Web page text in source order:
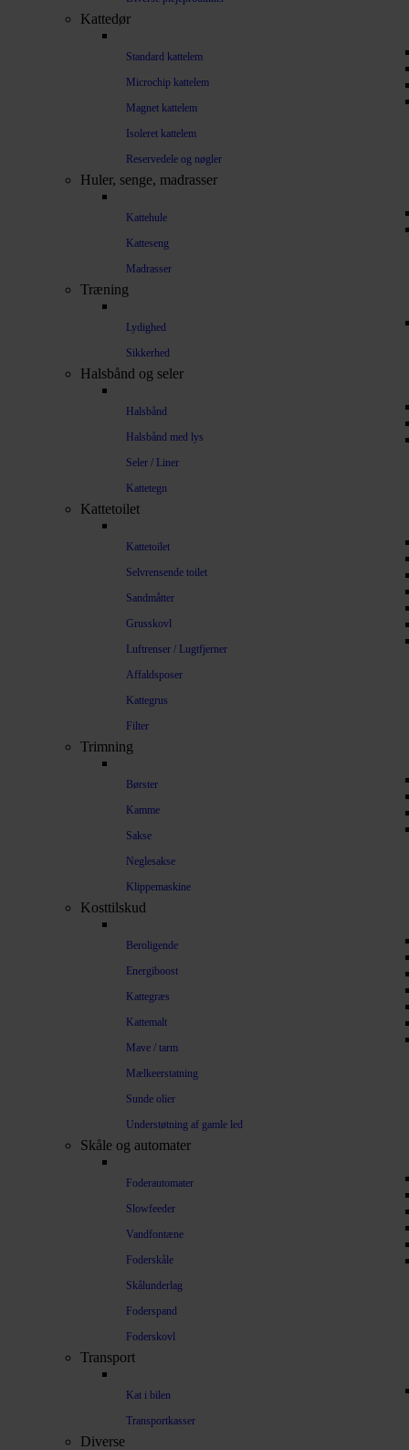
Kattedør
Standard kattelem
Microchip kattelem
Magnet kattelem
Isoleret kattelem
Reservedele og nøgler
Huler, senge, madrasser
Kattehule
Katteseng
Madrasser
Træning
Lydighed
Sikkerhed
Halsbånd og seler
Halsbånd
Halsbånd med lys
Seler / Liner
Kattetegn
Kattetoilet
Kattetoilet
Selvrensende toilet
Sandmåtter
Grusskovl
Luftrenser / Lugtfjerner
Affaldsposer
Kattegrus
Filter
Trimning
Børster
Kamme
Sakse
Neglesakse
Klippemaskine
Kosttilskud
Beroligende
Energiboost
Kattegræs
Kattemalt
Mave / tarm
Mælkeerstatning
Sunde olier
Understøtning af gamle led
Skåle og automater
Foderautomater
Slowfeeder
Vandfontæne
Foderskåle
Skålunderlag
Foderspand
Foderskovl
Transport
Kat i bilen
Transportkasser
Diverse